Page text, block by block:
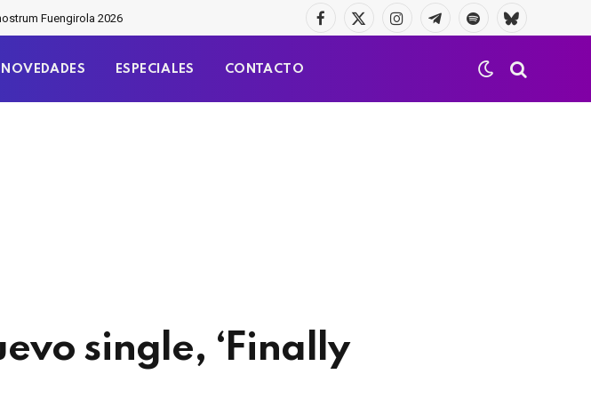
Fuengirola 2026
Facebook
X
InstagramTelegramaSpotifyBluesky
NOVEDADES ESPECIALES CONTACTO
single, ‘Finally